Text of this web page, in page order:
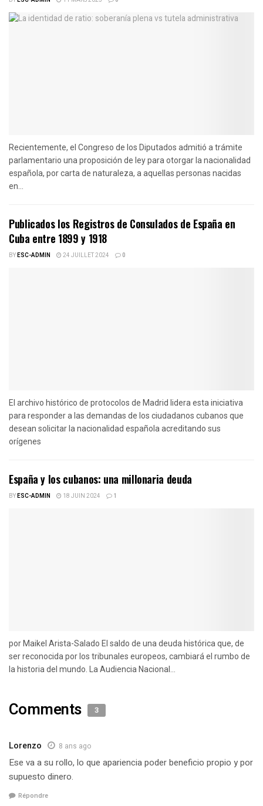
Recientemente, el Congreso de los Diputados admitió a trámite
parlamentario una proposición de ley para otorgar la nacionalidad
española, por carta de naturaleza, a aquellas personas nacidas
en...
Publicados los Registros de Consulados de España en
Cuba entre 1899 y 1918
BYESC-ADMIN 24 JUILLET 2024 0
El archivo histórico de protocolos de Madrid lidera esta iniciativa
para responder a las demandas de los ciudadanos cubanos que
desean solicitar la nacionalidad española acreditando sus
orígenes
España y los cubanos: una millonaria deuda
BYESC-ADMIN 18 JUIN 2024 1
por Maikel Arista-Salado El saldo de una deuda histórica que, de
ser reconocida por los tribunales europeos, cambiará el rumbo de
la historia del mundo. La Audiencia Nacional...
Comments 3
Lorenzo 8 ans ago
Ese va a su rollo, lo que apariencia poder beneficio propio y por
supuesto dinero.
Répondre